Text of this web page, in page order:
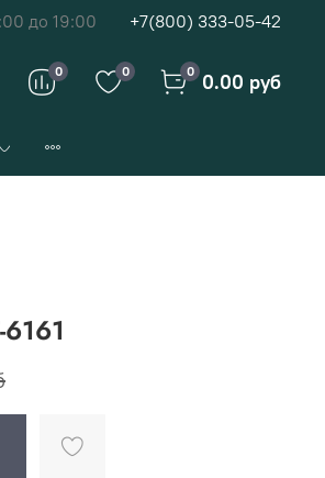
до 19:00 +7(800) 333-05-42
0 0 0 0.00 руб